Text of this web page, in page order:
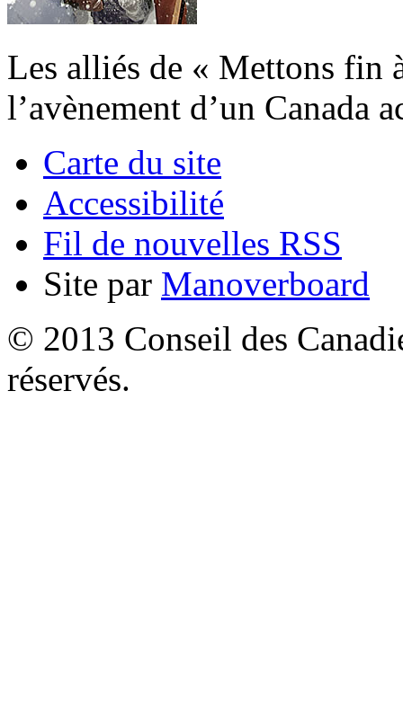
Les alliés de « Mettons fin
l’avènement d’un Canada
Carte du site
Accessibilité
Fil de nouvelles RSS
Site par Manoverboard
© 2013 Conseil des
réservés.